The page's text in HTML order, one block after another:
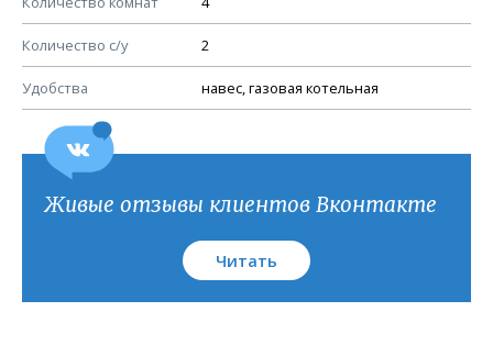
Количество с/у 2
Удобства навес, газовая котельная
Узлы устройства кровли
План кровли
Живые отзывы клиентов Вконтакте
Читать